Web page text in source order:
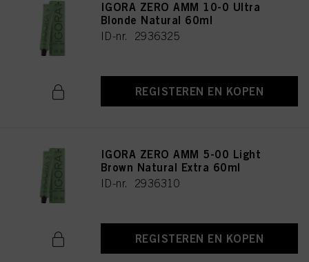
IGORA ZERO AMM 10-0 Ultra
Blonde Natural 60ml
ID-nr. 2936325
REGISTEREN EN KOPEN
IGORA ZERO AMM 5-00 Light
Brown Natural Extra 60ml
ID-nr. 2936310
REGISTEREN EN KOPEN